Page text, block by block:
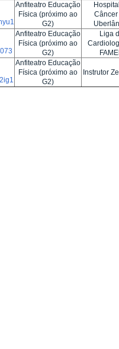
Anfiteatro Educação
Física (próximo ao
G2)
Câncer
Anfiteatro Educação
Física (próximo ao
G2)
Liga
Anfiteatro Educação
Física (próximo ao
G2)
Instrutor